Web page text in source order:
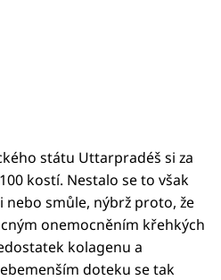
státu Uttarpradéš si za
kostí. Nestalo se to však
smůle, nýbrž proto, že
onemocněním křehkých
kolagenu a
doteku se tak